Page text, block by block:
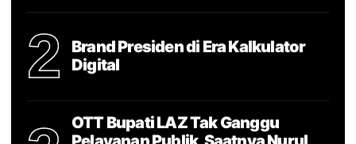
2
Brand Presiden di Era Kalkulator
Digital
OTT Bupati LAZ Tak Ganggu